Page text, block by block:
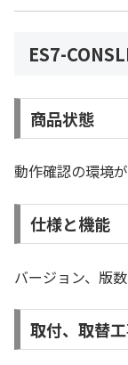
ES7-
商品状態
動作確認の環境
仕様と機能
バージョン、版
取付、取替